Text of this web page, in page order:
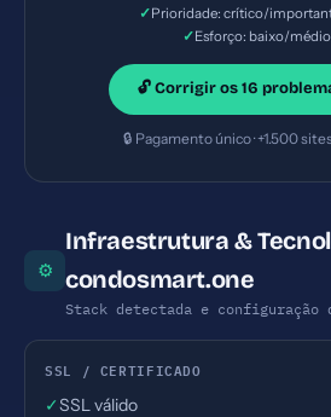
✓Prioridade: crítico/
✓Esforço: baixo/
🔓 Corrigir os 16
🔒 Pagamento único · +1.500
⚙
Infraestrutura &
condosmart.one
Stack detectada e configuração
SSL / CERTIFICADO
✓SSL válido